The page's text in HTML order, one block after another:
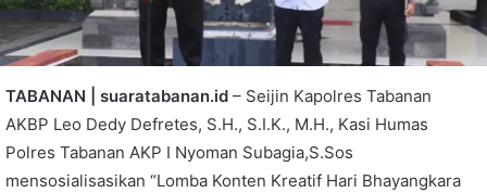
TABANAN | suaratabanan.id – Seijin Kapolres Tabanan
AKBP Leo Dedy Defretes, S.H., S.I.K., M.H., Kasi Humas
Polres Tabanan AKP I Nyoman Subagia,S.Sos
mensosialisasikan “Lomba Konten Kreatif Hari Bhayangkara